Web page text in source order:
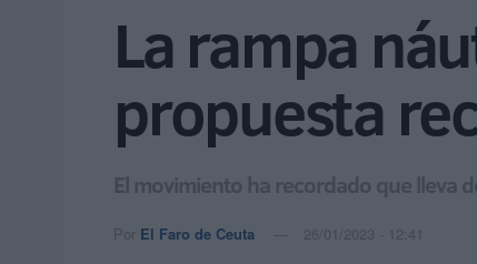
La rampa
propuesta
El movimiento ha recordado que lleva
Por El Faro de Ceuta 26/01/2023 - 12:41